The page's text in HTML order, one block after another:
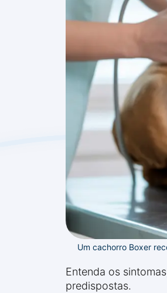
Um cachorro Boxer
Entenda os
predispostas.